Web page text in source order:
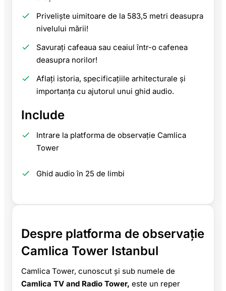
Priveliște uimitoare de la 583,5 metri deasupra
nivelului mării!
Savurați cafeaua sau ceaiul într-o cafenea
deasupra norilor!
Aflați istoria, specificațiile arhitecturale și
importanța cu ajutorul unui ghid audio.
Include
Intrare la platforma de observație Camlica
Tower
Ghid audio în 25 de limbi
Despre platforma de observație
Camlica Tower Istanbul
Camlica Tower, cunoscut și sub numele de
Camlica TV and Radio Tower, este un reper